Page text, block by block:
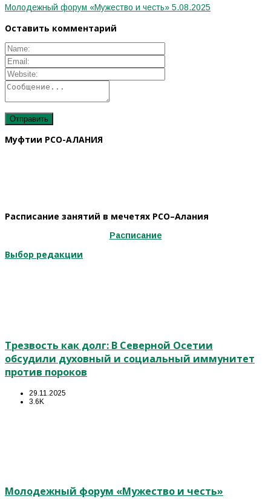
Молодежный форум «Мужество и честь» 5.08.2025
Оставить комментарий
Муфтии РСО-АЛАНИЯ
Расписание занятий в мечетях РСО–Алания
Расписание
Выбор редакции
Трезвость как долг: В Северной Осетии
обсудили духовный и социальный иммунитет
против пороков
29.11.2025
3.6K
Молодежный форум «Мужество и честь»